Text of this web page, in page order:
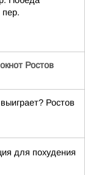
Ростов
Ростов
для похудения